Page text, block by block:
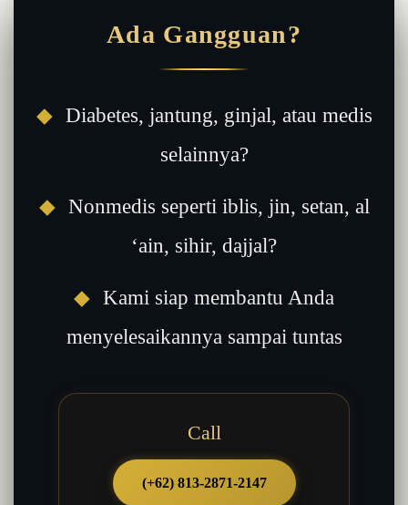
Ada Gangguan?
◆ Diabetes, jantung, ginjal, atau medis
selainnya?
◆ Nonmedis seperti iblis, jin, setan, al
‘ain, sihir, dajjal?
◆ Kami siap membantu Anda
menyelesaikannya sampai tuntas
Call
(+62) 813-2871-2147